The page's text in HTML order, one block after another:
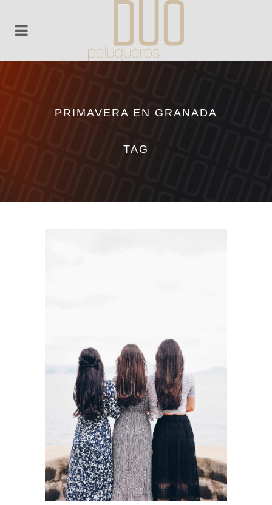
PRIMAVERA EN GRANADA
TAG